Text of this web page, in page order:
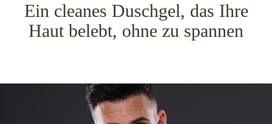
Ein cleanes Duschgel, das Ihre
Haut belebt, ohne zu spannen